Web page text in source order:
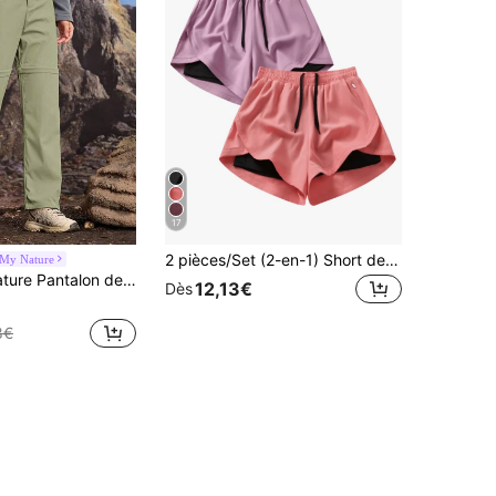
Nature
pour femmes avec fermeture éclair et boutons, de couleur unie
17
2 pièces/Set (2-en-1) Short de sport pour femmes | Mélange de polyester et de spandex à séchage rapide | Respirant, léger | Taille élastique réglable | Convient pour le fitness et le port décontracté | Lavage en machine | Vêtements confortables pour un mode de vie actif, toutes saisons | Short à design fonctionnel | Short confortable réglable | Pantalon de gym, yoga, course à pied, sport d'été
Dès12,13€